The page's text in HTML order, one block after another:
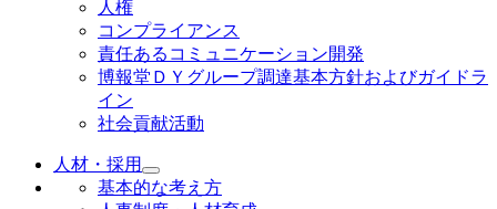
人権
コンプライアンス
責任あるコミュニケーション開発
博報堂ＤＹグループ調達基本方針およびガイドラ
イン
社会貢献活動
人材・採用
基本的な考え方